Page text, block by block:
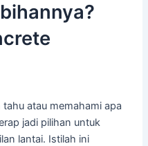
atau memahami apa
jadi pilihan untuk
lantai. Istilah ini